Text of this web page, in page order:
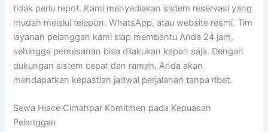
tidak perlu repot. Kami menyediakan sistem reservasi yang
mudah melalui telepon, WhatsApp, atau website resmi. Tim
layanan pelanggan kami siap membantu Anda 24 jam,
sehingga pemesanan bisa dilakukan kapan saja. Dengan
dukungan sistem cepat dan ramah, Anda akan
mendapatkan kepastian jadwal perjalanan tanpa ribet.
Sewa Hiace Cimahpar Komitmen pada Kepuasan
Pelanggan